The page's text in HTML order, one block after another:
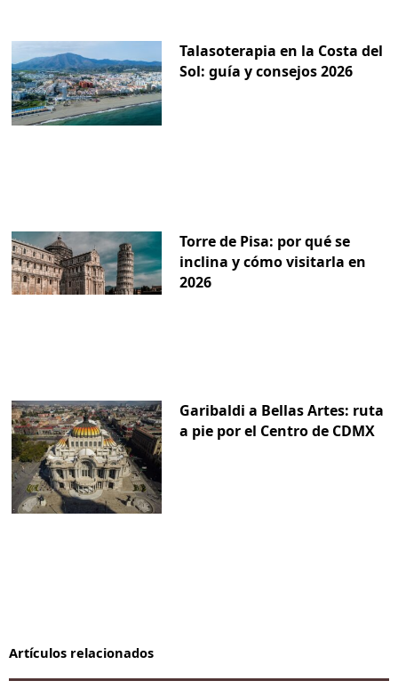
Talasoterapia en la Costa del
Sol: guía y consejos 2026
Torre de Pisa: por qué se
inclina y cómo visitarla en
2026
Garibaldi a Bellas Artes: ruta
a pie por el Centro de CDMX
Artículos relacionados